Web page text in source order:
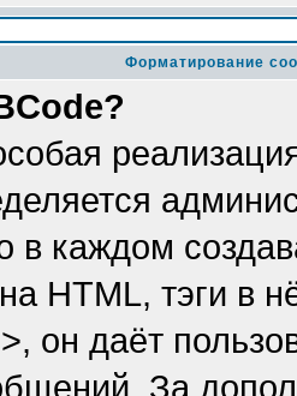
Форматирование
в каждом
HTML, тэги в
он даёт
За